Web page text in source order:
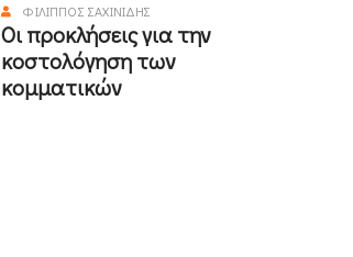
ΦΊΛΙΠΠΟΣ ΣΑΧΙΝΊΔΗΣ
Οι προκλήσεις για την
κοστολόγηση των
κομματικών